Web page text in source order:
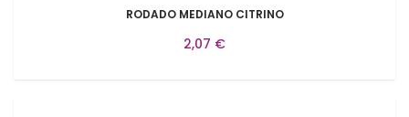
RODADO MEDIANO CITRINO
2,07 €